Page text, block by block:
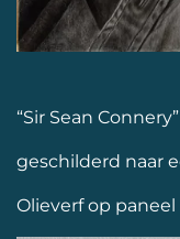
“Sir Sean Connery”
geschilderd naar
Olieverf op paneel